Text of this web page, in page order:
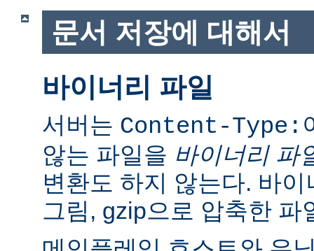
문서 저장에 대해서
바이너리 파일
서버는 Content-Type:
않는 파일을 바이너리 파
변환도 하지 않는다. 바
그림, gzip으로 압축한 파